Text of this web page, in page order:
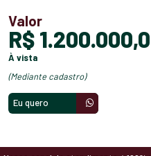
Valor
R$
à vista
(mediante cadastro)
Eu quero